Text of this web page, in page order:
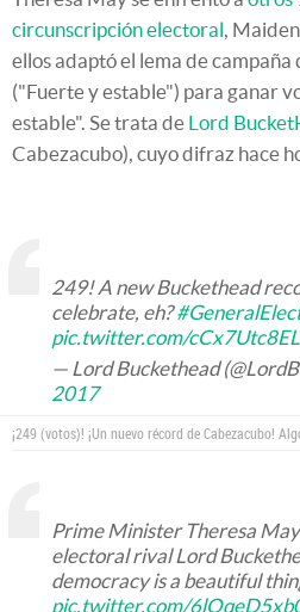
circunscripción electoral,
ellos adaptó el lema de
("Fuerte y estable") para ganar
estable". Se trata de Lord
Cabezacubo), cuyo difraz hace
249! A new Buckethead
celebrate, eh?
pic.twitter.com/cCx7Utc8EL
— Lord Buckethead
2017
¡249 (votos)! ¡Un nuevo récord de Cabezacubo!
Prime Minister Theresa
electoral rival Lord
democracy is a beautiful
pic.twitter.com/